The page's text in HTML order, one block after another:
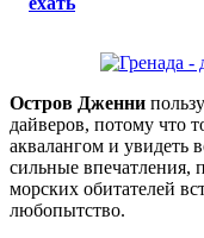
Остров Дженни
дайверов, потому что
аквалангом и увидеть
сильные впечатления,
морских обитателей
любопытство.